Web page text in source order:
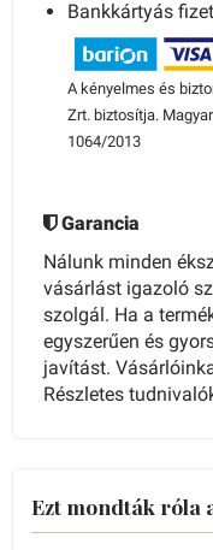
Bankkártyás
A kényelmes és
Zrt. biztosítja.
1064/2013
Garancia
Nálunk minden
vásárlást igazoló
szolgál. Ha a
egyszerűen és
javítást.
Részletes
Ezt mondták róla